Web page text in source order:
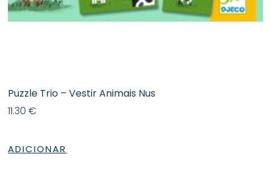
Puzzle Trio – Vestir Animais Nus
11.30€
ADICIONAR